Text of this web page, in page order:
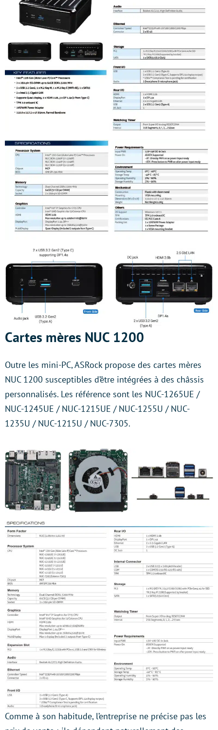
Cartes mères NUC 1200
Outre les mini-PC, ASRock propose des cartes mères
NUC 1200 susceptibles d’être intégrées à des châssis
personnalisés. Les référence sont les NUC-1265UE /
NUC-1245UE / NUC-1215UE / NUC-1255U / NUC-
1235U / NUC-1215U / NUC-7305.
Comme à son habitude, l’entreprise ne précise pas les